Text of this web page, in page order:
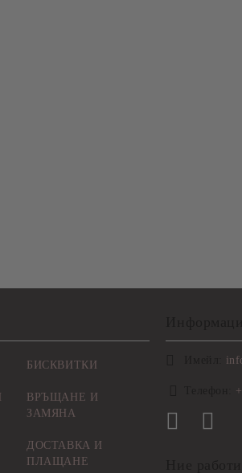
БИСКВИТКИ
ВРЪЩАНЕ И
ЗАМЯНА
ДОСТАВКА И
ПЛАЩАНЕ